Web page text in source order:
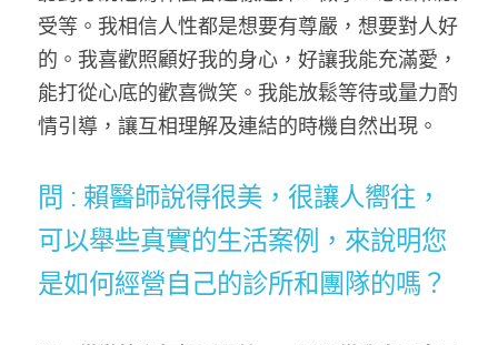
受等。我相信人性都是想要有尊嚴，想要對人好
的。我喜歡照顧好我的身心，好讓我能充滿愛，
能打從心底的歡喜微笑。我能放鬆等待或量力酌
情引導，讓互相理解及連結的時機自然出現。
問 : 賴醫師說得很美，很讓人嚮往，
可以舉些真實的生活案例，來說明您
是如何經營自己的診所和團隊的嗎？